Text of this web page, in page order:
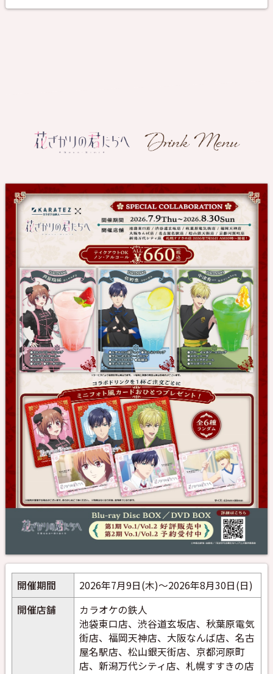
開催期間
2026年7月9日(木)～2026年8月30日(日)
開催店舗
カラオケの鉄人
池袋東口店、渋谷道玄坂店、秋葉原電気
街店、福岡天神店、大阪なんば店、名古
屋名駅店、松山銀天街店、京都河原町
店、新潟万代シティ店、札幌すすきの店